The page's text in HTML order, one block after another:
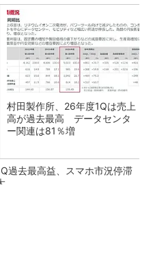
村田製作所、26年度1Qは売上
高が過去最高 データセンタ
ー関連は81％増
過去最高益、スマホ市況停滞